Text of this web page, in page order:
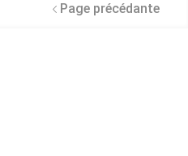
Page précédante